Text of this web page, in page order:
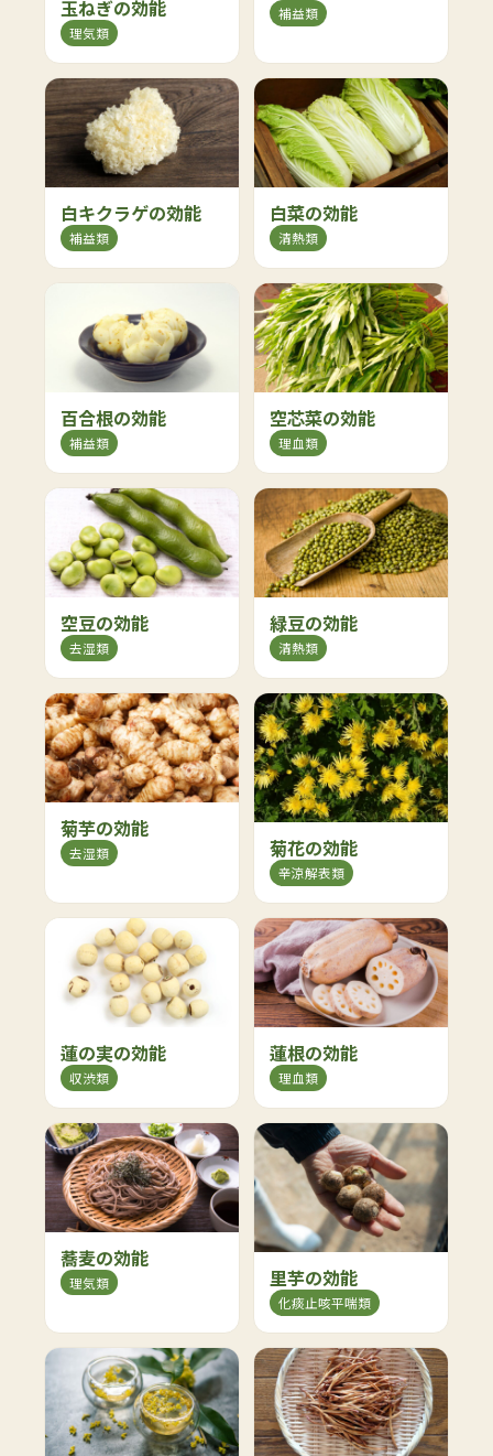
玉ねぎの効能
理気類
補益類
白キクラゲの効能
補益類
白菜の効能
清熱類
百合根の効能
補益類
空芯菜の効能
理血類
空豆の効能
去湿類
緑豆の効能
清熱類
菊芋の効能
去湿類 菊花の効能
辛涼解表類
蓮の実の効能
収渋類
蓮根の効能
理血類
蕎麦の効能
理気類 里芋の効能
化痰止咳平喘類